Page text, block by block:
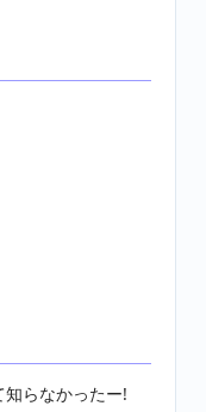
らなかったー!